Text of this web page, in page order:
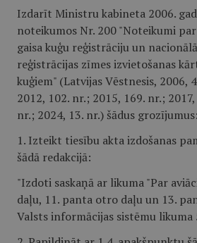
Izdarīt Ministru kabineta 2006.
noteikumos Nr. 200 "Noteikumi
gaisa kuģu reģistrāciju un
reģistrācijas zīmes izvietošanas
kuģiem" (Latvijas Vēstnesis, 2006,
2012, 102. nr.; 2015, 169. nr.;
nr.; 2024, 13. nr.) šādus grozījumus:
1. Izteikt tiesību akta izdošanas
šādā redakcijā:
"Izdoti saskaņā ar likuma "Par
daļu, 11. panta otro daļu un 13.
Valsts informācijas sistēmu likuma